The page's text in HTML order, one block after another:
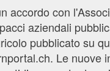
accordo con
aziendali
pubblicato su
Le nuove